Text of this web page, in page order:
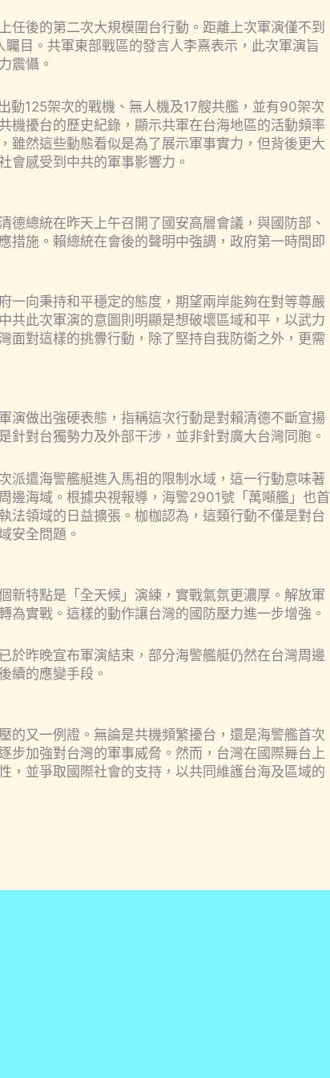
任後的第二次大規模圍台行動。距離上次軍演僅不到
目。共軍東部戰區的發言人李熹表示，此次軍演旨
震懾。
動125架次的戰機、無人機及17艘共艦，並有90架次
機擾台的歷史紀錄，顯示共軍在台海地區的活動頻率
雖然這些動態看似是為了展示軍事實力，但背後更大
會感受到中共的軍事影響力。
德總統在昨天上午召開了國安高層會議，與國防部、
措施。賴總統在會後的聲明中強調，政府第一時間即
一向秉持和平穩定的態度，期望兩岸能夠在對等尊嚴
共此次軍演的意圖則明顯是想破壞區域和平，以武力
面對這樣的挑釁行動，除了堅持自我防衛之外，更需
演做出強硬表態，指稱這次行動是對賴清德不斷宣揚
針對台獨勢力及外部干涉，並非針對廣大台灣同胞。
派遣海警艦艇進入馬祖的限制水域，這一行動意味著
邊海域。根據央視報導，海警2901號「萬噸艦」也首
法領域的日益擴張。枷枷認為，這類行動不僅是對台
安全問題。
新特點是「全天候」演練，實戰氣氛更濃厚。解放軍
為實戰。這樣的動作讓台灣的國防壓力進一步增強。
於昨晚宣布軍演結束，部分海警艦艇仍然在台灣周邊
續的應變手段。
的又一例證。無論是共機頻繁擾台，還是海警艦首次
步加強對台灣的軍事威脅。然而，台灣在國際舞台上
，並爭取國際社會的支持，以共同維護台海及區域的